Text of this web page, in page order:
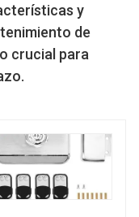
y
de
crucial para